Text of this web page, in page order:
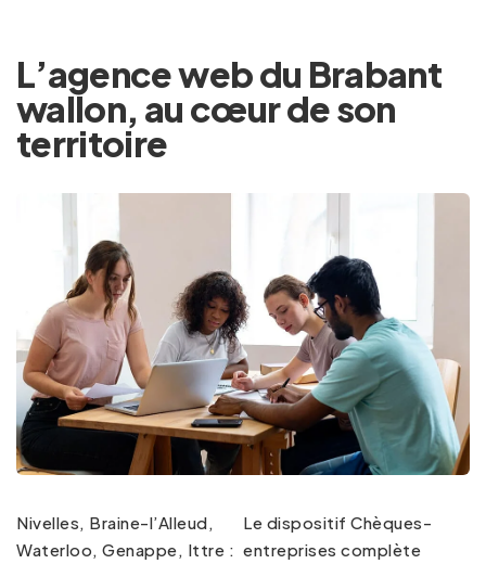
L’agence web du Brabant
wallon, au cœur de son
territoire
Nivelles, Braine-l’Alleud,
Waterloo, Genappe, Ittre :
Le dispositif Chèques-
entreprises complète